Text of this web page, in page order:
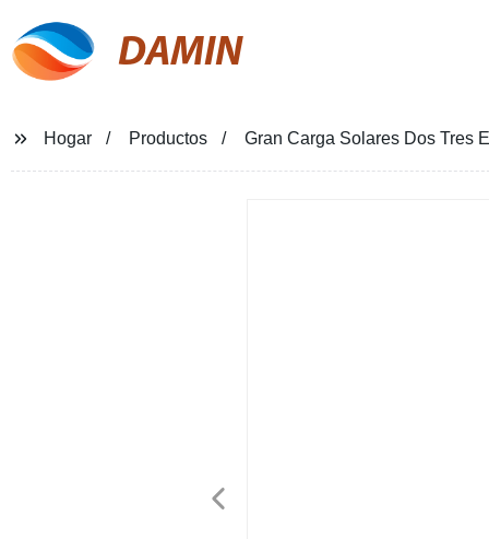
DAMIN
Hogar Productos Gran Carga Solares Dos Tres